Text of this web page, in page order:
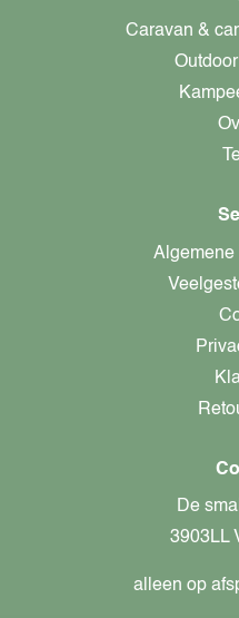
Caravan &
Algemene
De
3903LL
alleen op